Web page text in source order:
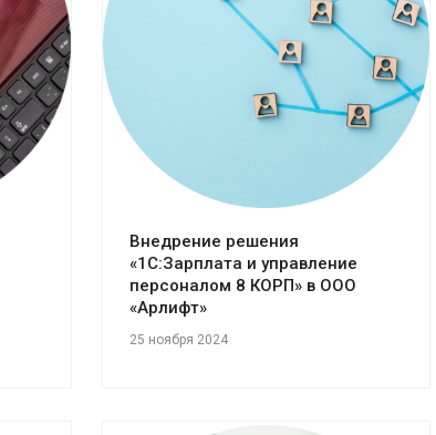
Смотреть проект
Внедрение решения
«1С:Зарплата и управление
персоналом 8 КОРП» в ООО
«Арлифт»
25 ноября 2024